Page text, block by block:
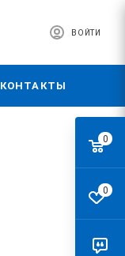
ВОЙТИ
КОНТАКТЫ
0
0